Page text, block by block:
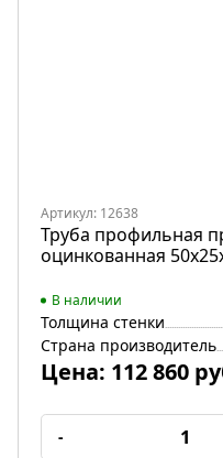
Артикул: 12638
Труба профильная
оцинкованная
В наличии
Толщина стенки
Страна производитель
Цена: 112 860
-